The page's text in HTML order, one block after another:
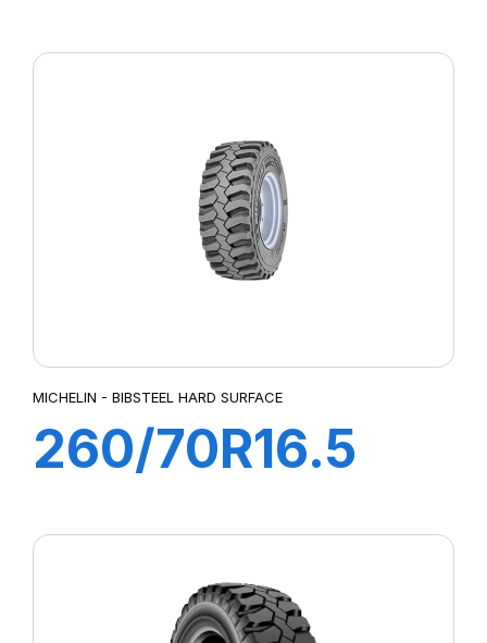
MICHELIN - BIBSTEEL HARD SURFACE
260/70R16.5
BIBSTEEL HARD